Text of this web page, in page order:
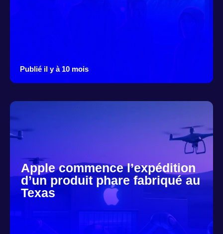
Publié il y à 10 mois
Apple commence l’expédition
d’un produit phare fabriqué au
Texas